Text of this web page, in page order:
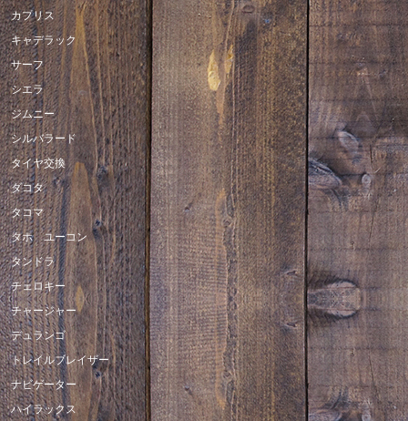
カプリス
キャデラック
サーフ
シエラ
ジムニー
シルバラード
タイヤ交換
ダコタ
タコマ
タホ ユーコン
タンドラ
チェロキー
チャージャー
デュランゴ
トレイルブレイザー
ナビゲーター
ハイラックス